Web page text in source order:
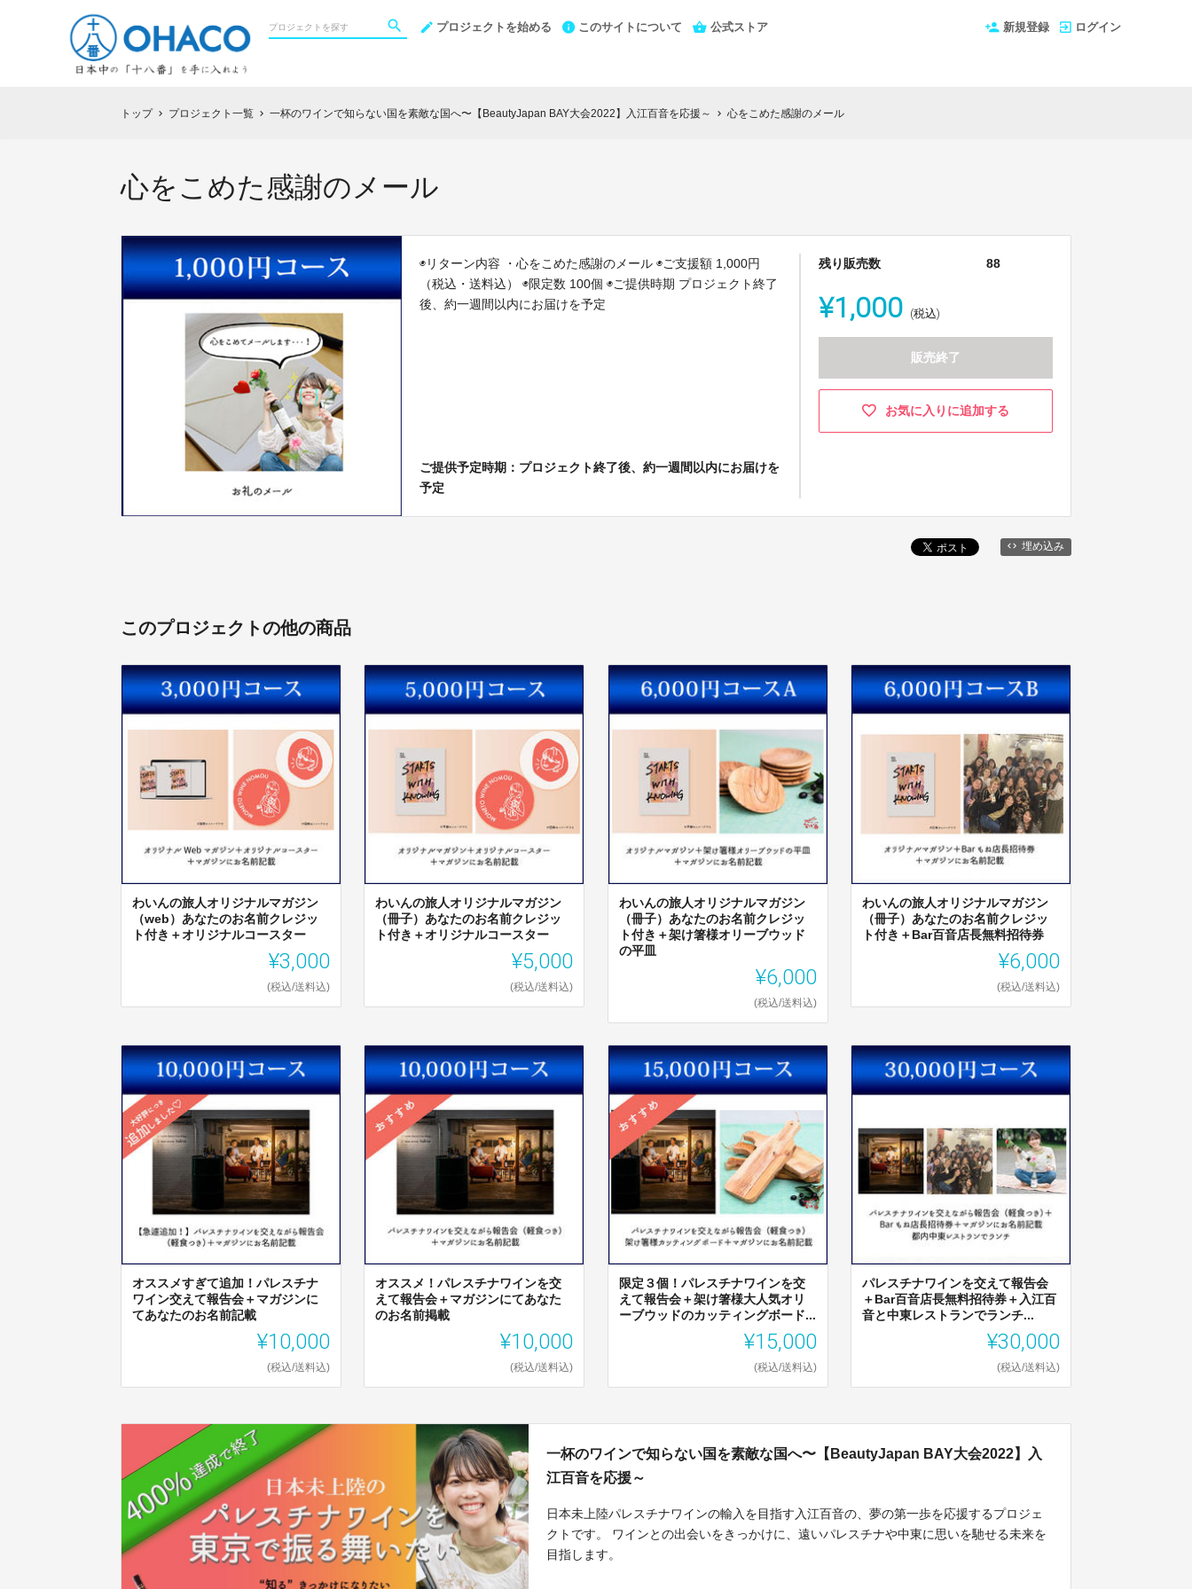
プロジェクトを始める このサイトについて 公式ストア 新規登録 ログイン
トップ chevron_right プロジェクト一覧 chevron_right 一杯のワインで知らない国を素敵な国へ〜【BeautyJapan BAY大会2022】入江百音を応援～ chevron_right 心をこめた感謝のメール
心をこめた感謝のメール
◉リターン内容 ・心をこめた感謝のメール ◉ご支援額 1,000円
（税込・送料込） ◉限定数 100個 ◉ご提供時期 プロジェクト終了
後、約一週間以内にお届けを予定
ご提供予定時期：プロジェクト終了後、約一週間以内にお届けを
予定
残り販売数 88
¥1,000 (税込)
販売終了
お気に入りに追加する
埋め込み
このプロジェクトの他の商品
わいんの旅人オリジナルマガジン
（web）あなたのお名前クレジッ
ト付き＋オリジナルコースター
¥3,000
(税込/送料込)
わいんの旅人オリジナルマガジン
（冊子）あなたのお名前クレジッ
ト付き＋オリジナルコースター
¥5,000
(税込/送料込)
わいんの旅人オリジナルマガジン
（冊子）あなたのお名前クレジッ
ト付き＋架け箸様オリーブウッド
の平皿
¥6,000
(税込/送料込)
わいんの旅人オリジナルマガジン
（冊子）あなたのお名前クレジッ
ト付き＋Bar百音店長無料招待券
¥6,000
(税込/送料込)
オススメすぎて追加！パレスチナ
ワイン交えて報告会＋マガジンに
てあなたのお名前記載
¥10,000
(税込/送料込)
オススメ！パレスチナワインを交
えて報告会＋マガジンにてあなた
のお名前掲載
¥10,000
(税込/送料込)
限定３個！パレスチナワインを交
えて報告会＋架け箸様大人気オリ
ーブウッドのカッティングボード...
¥15,000
(税込/送料込)
パレスチナワインを交えて報告会
＋Bar百音店長無料招待券＋入江百
音と中東レストランでランチ...
¥30,000
(税込/送料込)
一杯のワインで知らない国を素敵な国へ〜【BeautyJapan BAY大会2022】入
江百音を応援～
日本未上陸パレスチナワインの輸入を目指す入江百音の、夢の第一歩を応援するプロジェ
クトです。 ワインとの出会いをきっかけに、遠いパレスチナや中東に思いを馳せる未来を
目指します。